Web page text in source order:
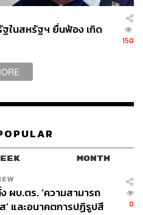
ฐในสหรัฐฯ ยื่นฟ้อง เกิด
150
MONTH
ผบ.ตร. ‘ความสามารถ
’ และอนาคตการปฏิรูปสี
0